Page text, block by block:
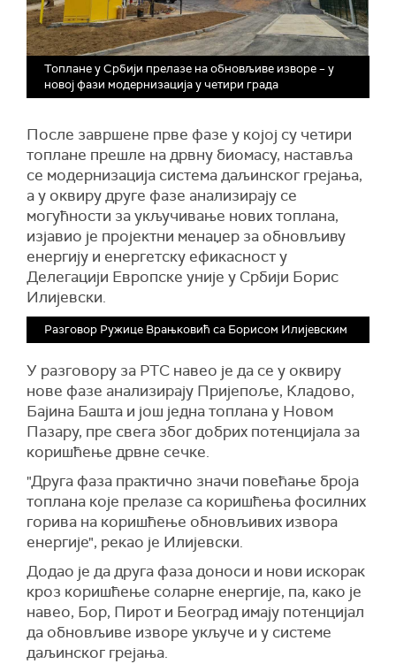
Топлане у Србији прелазе на обновљиве изворе – у
новој фази модернизација у четири града
После завршене прве фазе у којој су четири
топлане прешле на дрвну биомасу, наставља
се модернизација система даљинског грејања,
а у оквиру друге фазе анализирају се
могућности за укључивање нових топлана,
изјавио је пројектни менаџер за обновљиву
енергију и енергетску ефикасност у
Делегацији Европске уније у Србији Борис
Илијевски.
Разговор Ружице Врањковић са Борисом Илијевским
У разговору за РТС навео је да се у оквиру
нове фазе анализирају Пријепоље, Кладово,
Бајина Башта и још једна топлана у Новом
Пазару, пре свега због добрих потенцијала за
коришћење дрвне сечке.
"Друга фаза практично значи повећање броја
топлана које прелазе са коришћења фосилних
горива на коришћење обновљивих извора
енергије", рекао је Илијевски.
Додао је да друга фаза доноси и нови искорак
кроз коришћење соларне енергије, па, како је
навео, Бор, Пирот и Београд имају потенцијал
да обновљиве изворе укључе и у системе
даљинског грејања.